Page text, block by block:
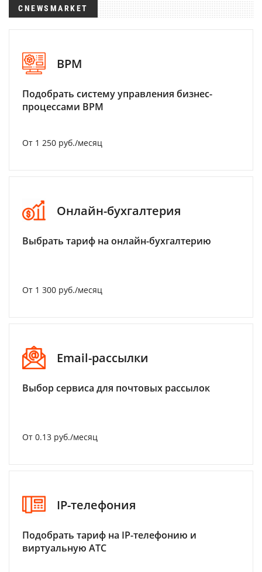
CNEWSMARKET
BPM
Подобрать систему управления бизнес-
процессами BPM
От 1 250 руб./месяц
Онлайн-бухгалтерия
Выбрать тариф на онлайн-бухгалтерию
От 1 300 руб./месяц
Email-рассылки
Выбор сервиса для почтовых рассылок
От 0.13 руб./месяц
IP-телефония
Подобрать тариф на IP-телефонию и
виртуальную АТС